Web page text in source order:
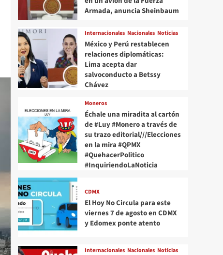
Armada, anuncia Sheinbaum
Internacionales Nacionales Noticias
México y Perú restablecen
relaciones diplomáticas:
Lima acepta dar
salvoconducto a Betssy
Chávez
Moneros
Échale una miradita al cartón
de #Luy #Monero a través de
su trazo editorial///Elecciones
en la mira #QPMX
#QuehacerPolitico
#InquiriendoLaNoticia
CDMX
El Hoy No Circula para este
viernes 7 de agosto en CDMX
y Edomex ponte atento
Internacionales Nacionales Noticias